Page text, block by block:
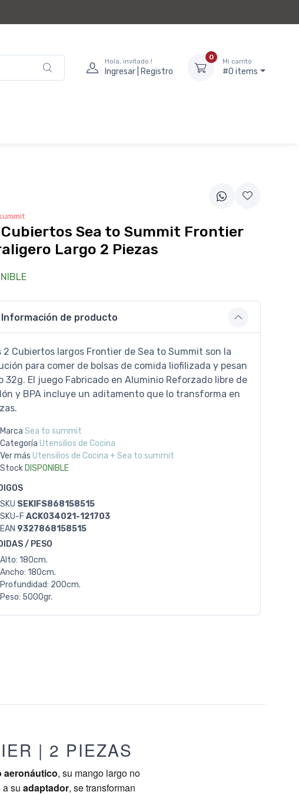
Hola, invitado !
Ingresar | Registro
0
Mi carrito
#0 items
Sea to Summit Frontier
Largo 2 Piezas
Información de producto
2 Cubiertos largos Frontier de Sea to Summit son la
para comer de bolsas de comida liofilizada y pesan
32g. El juego Fabricado en Aluminio Reforzado libre de
y BPA incluye un aditamento que lo transforma en
Marca Sea to summit
Categoría Utensilios de Cocina
Ver más Utensilios de Cocina + Sea to summit
Stock DISPONIBLE
SKU SEKIFS868158515
SKU-F ACK034021-121703
EAN 9327868158515
/ PESO
Alto: 180cm.
Ancho: 180cm.
Profundidad: 200cm.
Peso: 5000gr.
| 2 PIEZAS
aeronáutico, su mango largo no
su adaptador, se transforman